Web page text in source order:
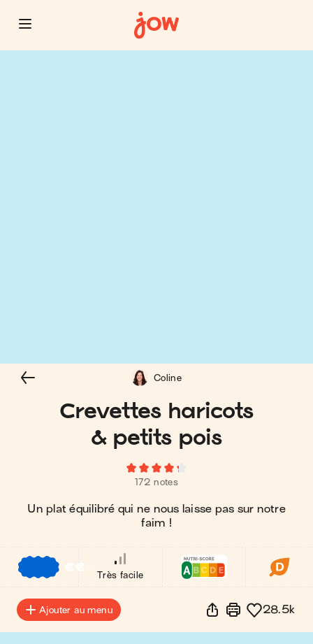
Crevettes haricots
& petits pois
172 notes
Un plat équilibré qui ne nous laisse pas sur notre
faim !
Coline
€€
Très facile
Ajouter au menu 28.5k